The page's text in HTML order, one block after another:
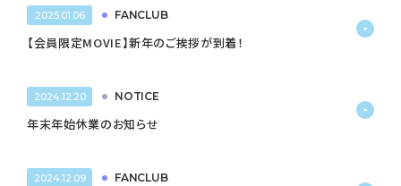
2025.01.06 FANCLUB
【会員限定MOVIE】新年のご挨拶が到着！
2024.12.20 NOTICE
年末年始休業のお知らせ
2024.12.09 FANCLUB